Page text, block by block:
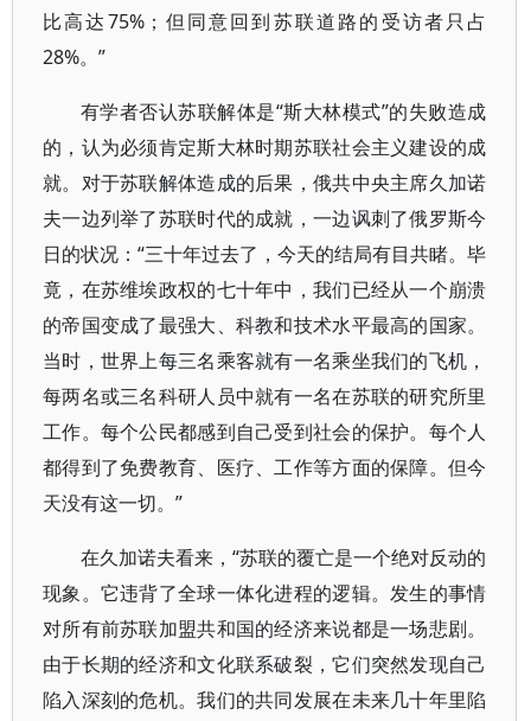
比高达75%；但同意回到苏联道路的受访者只占
28%。”
有学者否认苏联解体是“斯大林模式”的失败造成
的，认为必须肯定斯大林时期苏联社会主义建设的成
就。对于苏联解体造成的后果，俄共中央主席久加诺
夫一边列举了苏联时代的成就，一边讽刺了俄罗斯今
日的状况：“三十年过去了，今天的结局有目共睹。毕
竟，在苏维埃政权的七十年中，我们已经从一个崩溃
的帝国变成了最强大、科教和技术水平最高的国家。
当时，世界上每三名乘客就有一名乘坐我们的飞机，
每两名或三名科研人员中就有一名在苏联的研究所里
工作。每个公民都感到自己受到社会的保护。每个人
都得到了免费教育、医疗、工作等方面的保障。但今
天没有这一切。”
在久加诺夫看来，“苏联的覆亡是一个绝对反动的
现象。它违背了全球一体化进程的逻辑。发生的事情
对所有前苏联加盟共和国的经济来说都是一场悲剧。
由于长期的经济和文化联系破裂，它们突然发现自己
陷入深刻的危机。我们的共同发展在未来几十年里陷